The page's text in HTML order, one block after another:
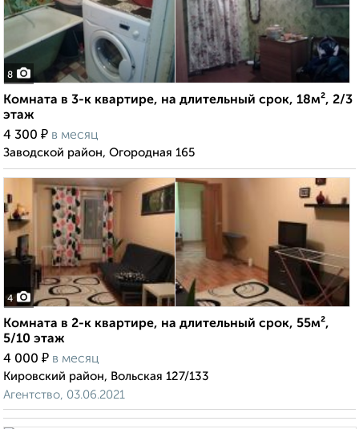
8
Комната в 3-к квартире, на длительный срок, 18м², 2/3
этаж
4 300 ₽ в месяц
Заводской район, Огородная 165
4
Комната в 2-к квартире, на длительный срок, 55м²,
5/10 этаж
4 000 ₽ в месяц
Кировский район, Вольская 127/133
Агентство, 03.06.2021